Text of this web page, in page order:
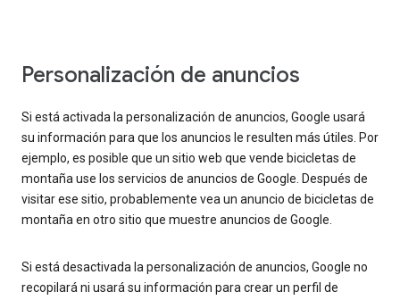
Personalización de anuncios
Si está activada la personalización de anuncios, Google usará
su información para que los anuncios le resulten más útiles. Por
ejemplo, es posible que un sitio web que vende bicicletas de
montaña use los servicios de anuncios de Google. Después de
visitar ese sitio, probablemente vea un anuncio de bicicletas de
montaña en otro sitio que muestre anuncios de Google.
Si está desactivada la personalización de anuncios, Google no
recopilará ni usará su información para crear un perfil de